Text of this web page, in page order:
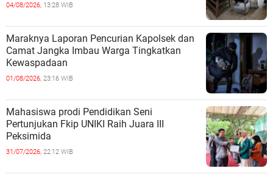
04/08/2026, 13:28 WIB
Maraknya Laporan Pencurian Kapolsek dan
Camat Jangka Imbau Warga Tingkatkan
Kewaspadaan
01/08/2026, 23:16 WIB
Mahasiswa prodi Pendidikan Seni
Pertunjukan Fkip UNIKI Raih Juara III
Peksimida
31/07/2026, 22:12 WIB